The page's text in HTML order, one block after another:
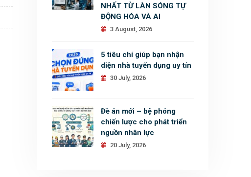
NHẤT TỪ LÀN SÓNG TỰ
ĐỘNG HÓA VÀ AI
3 August, 2026
5 tiêu chí giúp bạn nhận
diện nhà tuyển dụng uy tín
30 July, 2026
Đề án mới – bệ phóng
chiến lược cho phát triển
nguồn nhân lực
20 July, 2026